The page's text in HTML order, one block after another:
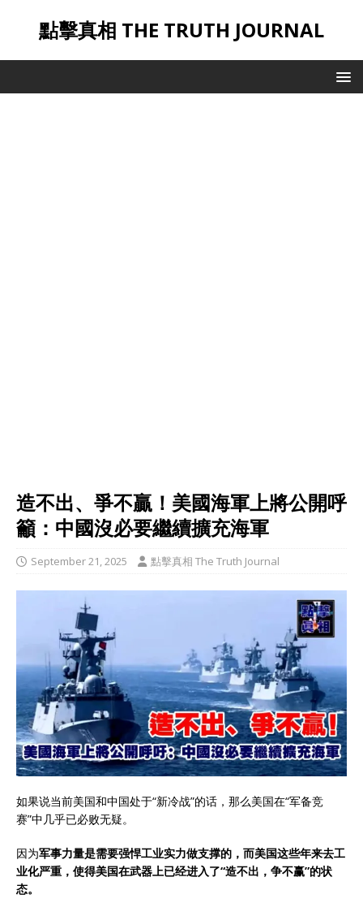
點擊真相 THE TRUTH JOURNAL
造不出、爭不贏！美國海軍上將公開呼
籲：中國沒必要繼續擴充海軍
September 21, 2025 點擊真相 The Truth Journal
如果说当前美国和中国处于“新冷战”的话，那么美国在“军备竞
赛”中几乎已必败无疑。
因为军事力量是需要强悍工业实力做支撑的 ，而美国这些年来去工
业化严重，使得美国在武器上已经进入了“造不出，争不赢”的状
态。